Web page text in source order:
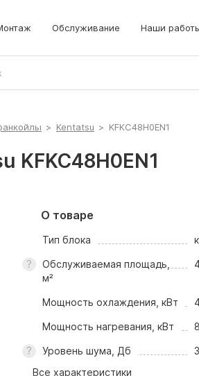
Обслуживание Наши
кондиционеры
> Kentatsu > KFKC48H0EN1
KFKC48H0EN1
О товаре
Тип блока
Обслуживаемая площадь,
м²
Мощность охлаждения, кВт
Мощность нагревания, кВт
Уровень шума, Дб
Все характеристики